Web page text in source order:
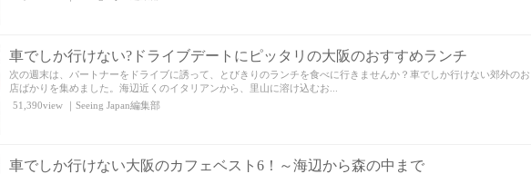
車でしか行けない?ドライブデートにピッタリの大阪のおすすめランチ
次の週末は、パートナーをドライブに誘って、とびきりのランチを食べに行きませんか？車でしか行けない郊外のお
店ばかりを集めました。海辺近くのイタリアンから、里山に溶け込むお...
51,390view
Seeing Japan編集部
車でしか行けない大阪のカフェベスト6！～海辺から森の中まで